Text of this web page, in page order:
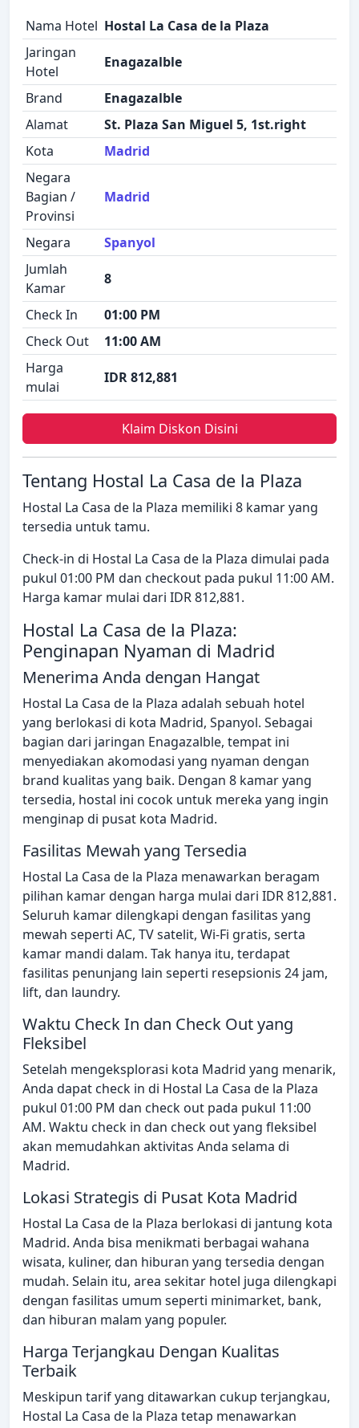
Nama Hotel Hostal La Casa de la Plaza
Jaringan
Hotel
Enagazalble
Brand
Enagazalble
Alamat
St. Plaza San Miguel 5, 1st.right
Kota
Madrid
Negara
Bagian /
Provinsi
Madrid
Negara
Spanyol
Jumlah
Kamar
8
Check In
01:00 PM
Check Out
11:00 AM
Harga
mulai
IDR 812,881
Klaim Diskon Disini
Tentang Hostal La Casa de la Plaza
Hostal La Casa de la Plaza memiliki 8 kamar yang
tersedia untuk tamu.
Check-in di Hostal La Casa de la Plaza dimulai pada
pukul 01:00 PM dan checkout pada pukul 11:00 AM.
Harga kamar mulai dari IDR 812,881.
Hostal La Casa de la Plaza:
Penginapan Nyaman di Madrid
Menerima Anda dengan Hangat
Hostal La Casa de la Plaza adalah sebuah hotel
yang berlokasi di kota Madrid, Spanyol. Sebagai
bagian dari jaringan Enagazalble, tempat ini
menyediakan akomodasi yang nyaman dengan
brand kualitas yang baik. Dengan 8 kamar yang
tersedia, hostal ini cocok untuk mereka yang ingin
menginap di pusat kota Madrid.
Fasilitas Mewah yang Tersedia
Hostal La Casa de la Plaza menawarkan beragam
pilihan kamar dengan harga mulai dari IDR 812,881.
Seluruh kamar dilengkapi dengan fasilitas yang
mewah seperti AC, TV satelit, Wi-Fi gratis, serta
kamar mandi dalam. Tak hanya itu, terdapat
fasilitas penunjang lain seperti resepsionis 24 jam,
lift, dan laundry.
Waktu Check In dan Check Out yang
Fleksibel
Setelah mengeksplorasi kota Madrid yang menarik,
Anda dapat check in di Hostal La Casa de la Plaza
pukul 01:00 PM dan check out pada pukul 11:00
AM. Waktu check in dan check out yang fleksibel
akan memudahkan aktivitas Anda selama di
Madrid.
Lokasi Strategis di Pusat Kota Madrid
Hostal La Casa de la Plaza berlokasi di jantung kota
Madrid. Anda bisa menikmati berbagai wahana
wisata, kuliner, dan hiburan yang tersedia dengan
mudah. Selain itu, area sekitar hotel juga dilengkapi
dengan fasilitas umum seperti minimarket, bank,
dan hiburan malam yang populer.
Harga Terjangkau Dengan Kualitas
Terbaik
Meskipun tarif yang ditawarkan cukup terjangkau,
Hostal La Casa de la Plaza tetap menawarkan